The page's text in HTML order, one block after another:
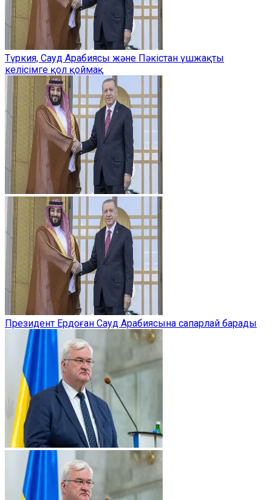
Түркия, Сауд Арабиясы және Пәкістан үшжақты
келісімге қол қоймақ
Президент Ердоған Сауд Арабиясына сапарлай барады